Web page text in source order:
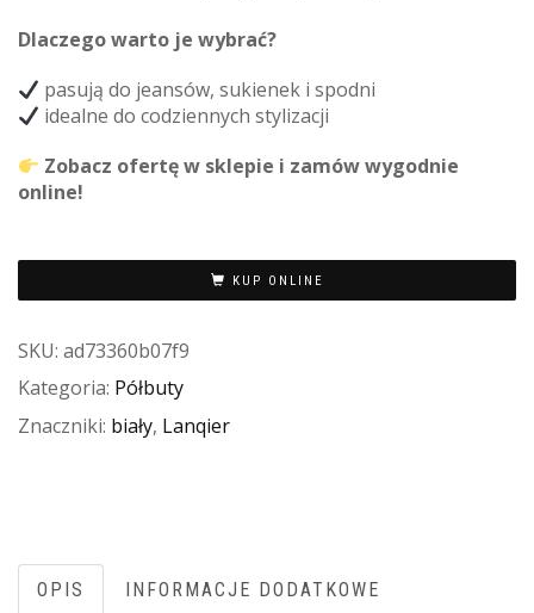
Dlaczego warto je wybrać?
pasują do jeansów, sukienek i spodni
idealne do codziennych stylizacji
Zobacz ofertę w sklepie i zamów wygodnie
online!
KUP ONLINE
SKU: ad73360b07f9
Kategoria: Półbuty
Znaczniki: biały, Lanqier
OPIS INFORMACJE DODATKOWE